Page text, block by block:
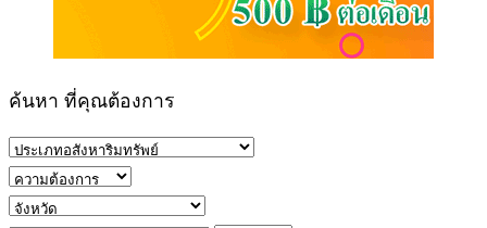
ค้นหา ที่คุณต้องการ